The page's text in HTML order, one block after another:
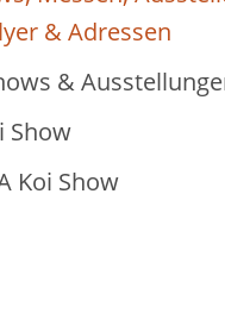
& Adressen
&
Show
Koi Show